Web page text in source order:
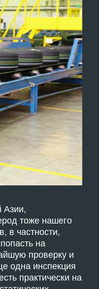
Азии,
тоже нашего
в частности,
на
проверку и
одна инспекция
практически на